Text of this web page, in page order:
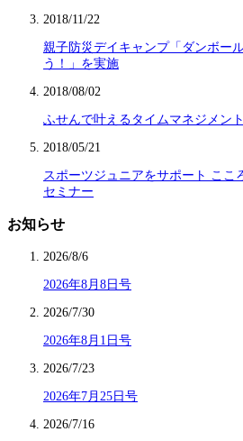
2018/11/22
親子防災デイキャンプ「ダンボー
う！」を実施
2018/08/02
ふせんで叶えるタイムマネジメン
2018/05/21
スポーツジュニアをサポート ここ
セミナー
お知らせ
2026/8/6
2026年8月8日号
2026/7/30
2026年8月1日号
2026/7/23
2026年7月25日号
2026/7/16